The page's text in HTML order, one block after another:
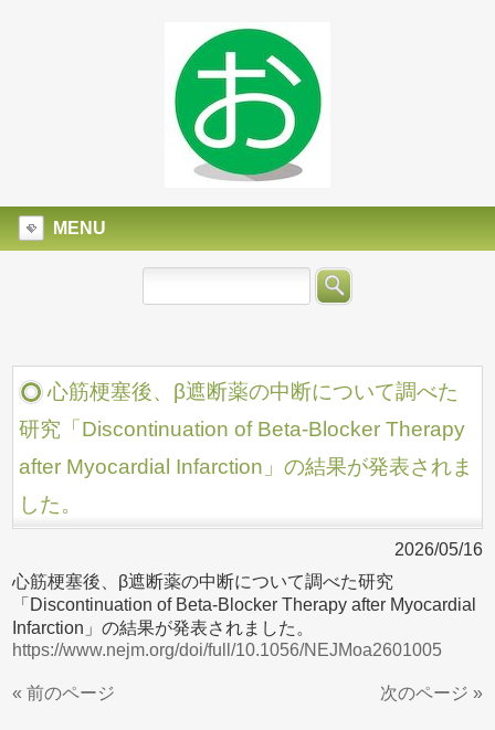
MENU
心筋梗塞後、β遮断薬の中断について調べた
研究「Discontinuation of Beta-Blocker Therapy
after Myocardial Infarction」の結果が発表されま
した。
2026/05/16
心筋梗塞後、β遮断薬の中断について調べた研究
「Discontinuation of Beta-Blocker Therapy after Myocardial
Infarction」の結果が発表されました。
https://www.nejm.org/doi/full/10.1056/NEJMoa2601005
« 前のページ 次のページ »